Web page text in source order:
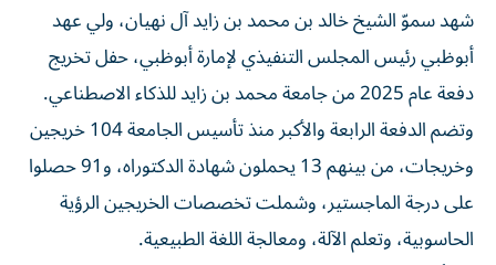
شهد سموّ الشيخ خالد بن محمد بن زايد آل نهيان، ولي عهد
أبوظبي رئيس المجلس التنفيذي لإمارة أبوظبي، حفل تخريج
دفعة عام 2025 من جامعة محمد بن زايد للذكاء الاصطناعي.
وتضم الدفعة الرابعة والأكبر منذ تأسيس الجامعة 104 خريجين
وخريجات، من بينهم 13 يحملون شهادة الدكتوراه، و91 حصلوا
على درجة الماجستير، وشملت تخصصات الخريجين الرؤية
الحاسوبية، وتعلم الآلة، ومعالجة اللغة الطبيعية.